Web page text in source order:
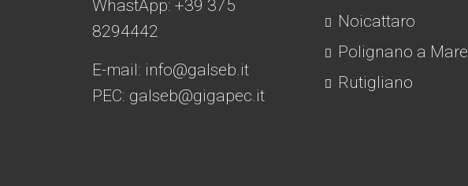
WhastApp: +39 375
8294442
E-mail: info@galseb.it
PEC: galseb@gigapec.it
Noicattaro
Polignano a Mare
Rutigliano